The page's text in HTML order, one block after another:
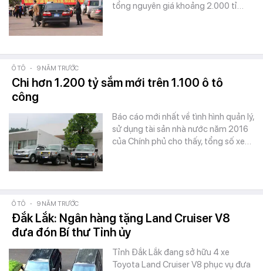
tổng nguyên giá khoảng 2.000 tỉ…
Ô TÔ - 9 NĂM TRƯỚC
Chi hơn 1.200 tỷ sắm mới trên 1.100 ô tô
công
Báo cáo mới nhất về tình hình quản lý,
sử dụng tài sản nhà nước năm 2016
của Chính phủ cho thấy, tổng số xe…
Ô TÔ - 9 NĂM TRƯỚC
Đắk Lắk: Ngân hàng tặng Land Cruiser V8
đưa đón Bí thư Tỉnh ủy
Tỉnh Đắk Lắk đang sở hữu 4 xe
Toyota Land Cruiser V8 phục vụ đưa